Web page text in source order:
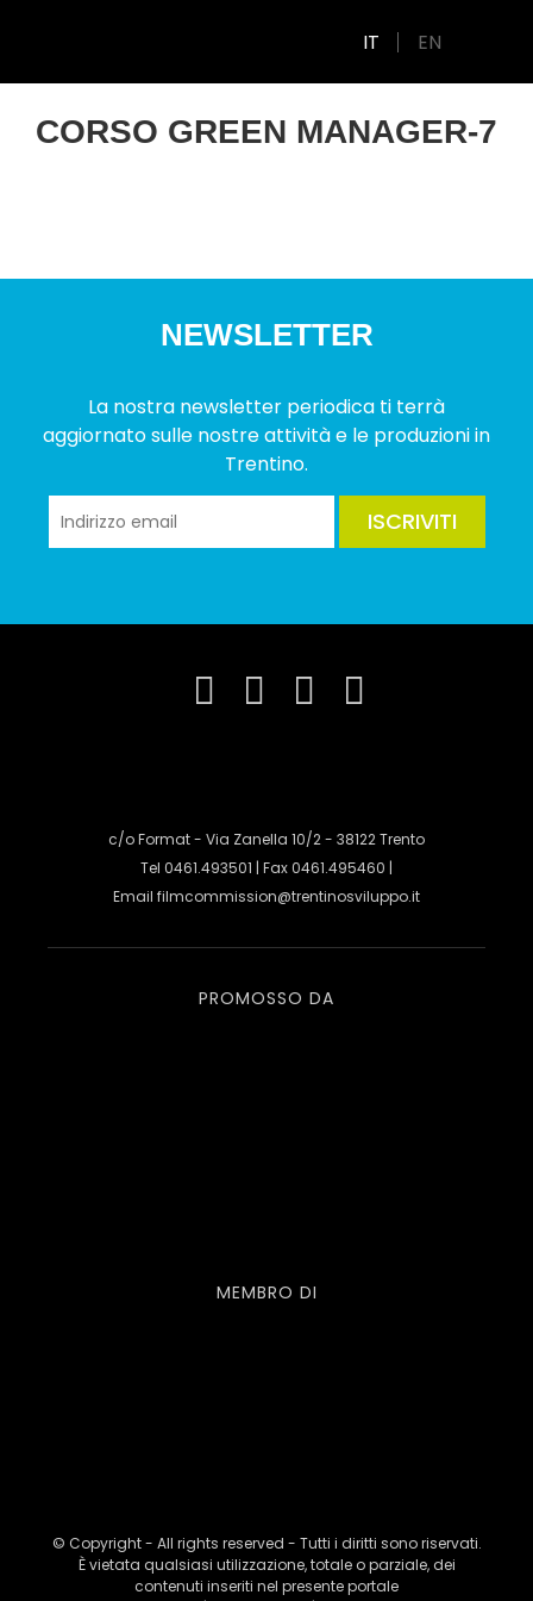
IT EN
CORSO GREEN MANAGER-7
NEWSLETTER
La nostra newsletter periodica ti terrà
aggiornato sulle nostre attività e le produzioni in
Trentino.
ISCRIVITI
c/o Format - Via Zanella 10/2 - 38122 Trento
Tel 0461.493501 | Fax 0461.495460 |
Email filmcommission@trentinosviluppo.it
PROMOSSO DA
MEMBRO DI
© Copyright - All rights reserved - Tutti i diritti sono riservati.
È vietata qualsiasi utilizzazione, totale o parziale, dei
contenuti inseriti nel presente portale